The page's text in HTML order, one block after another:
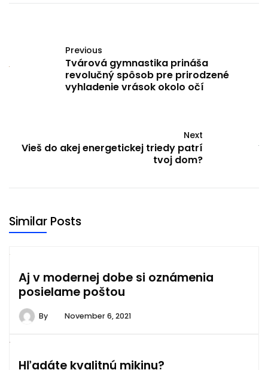
Previous
Tvárová gymnastika prináša
revolučný spôsob pre prirodzené
vyhladenie vrások okolo očí
Next
Vieš do akej energetickej triedy patrí
tvoj dom?
Similar Posts
Aj v modernej dobe si oznámenia
posielame poštou
By November 6, 2021
Hľadáte kvalitnú mikinu?